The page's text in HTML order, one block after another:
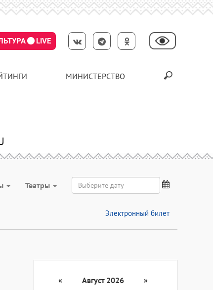
LIVE
МИНИСТЕРСТВО
Театры
Электронный билет
« Август 2026
»